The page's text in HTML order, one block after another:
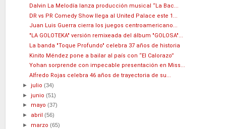
Dalvin La Melodía lanza producción musical “La Bac...
DR vs PR Comedy Show llega al United Palace este 1...
Juan Luis Guerra cierra los juegos centroamericano...
"LA GOLOTEKA" versión remixeada del álbum "GOLOSA"...
La banda "Toque Profundo" celebra 37 años de historia
Kinito Méndez pone a bailar al país con “El Calorazo”
Yohan sorprende con impecable presentación en Miss...
Alfredo Rojas celebra 46 años de trayectoria de su...
►julio(34)
►junio(51)
► mayo(37)
► abril(56)
► marzo(65)